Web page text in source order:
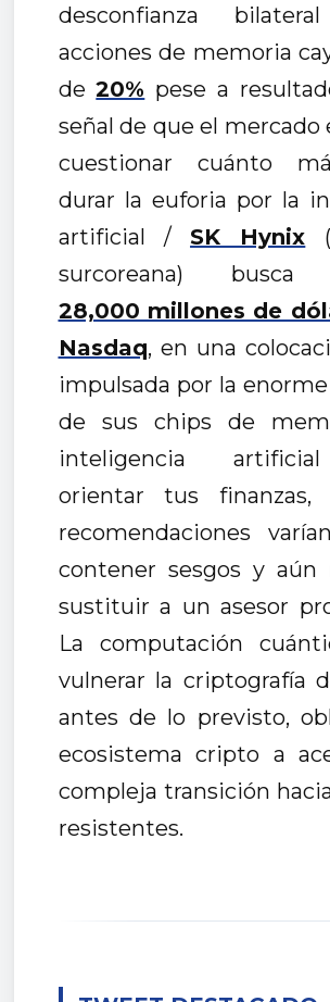
desconfianza
acciones de memoria
de20% pese a
señal de que el mercado
cuestionar cuánto
durar la euforia por la
artificial /SK Hynix
surcoreana) busca
28,000 millones de
Nasdaq, en una
impulsada por la
de sus chips de
inteligencia
orientar tus finanzas,
recomendaciones
contener sesgos y aún
sustituir a un asesor
La computación
vulnerar la criptografía
antes de lo previsto,
ecosistema cripto a
compleja transición
resistentes.